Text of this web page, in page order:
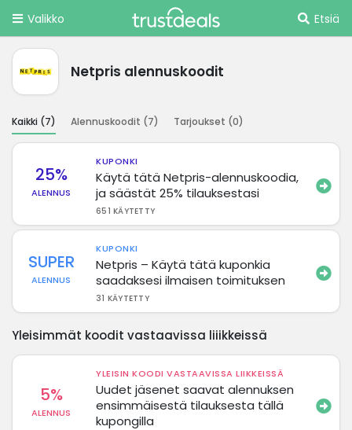
Valikko Etsiä
Netpris alennuskoodit
Kaikki (7) Alennuskoodit (7) Tarjoukset (0)
25%
ALENNUS
KUPONKI
Käytä tätä Netpris-alennuskoodia,
ja säästät 25% tilauksestasi
651 KÄYTETTY
SUPER
ALENNUS
KUPONKI
Netpris – Käytä tätä kuponkia
saadaksesi ilmaisen toimituksen
31 KÄYTETTY
Yleisimmät koodit vastaavissa liiikkeissä
5%
ALENNUS
YLEISIN KOODI VASTAAVISSA LIIKKEISSÄ
Uudet jäsenet saavat alennuksen
ensimmäisestä tilauksesta tällä
kupongilla